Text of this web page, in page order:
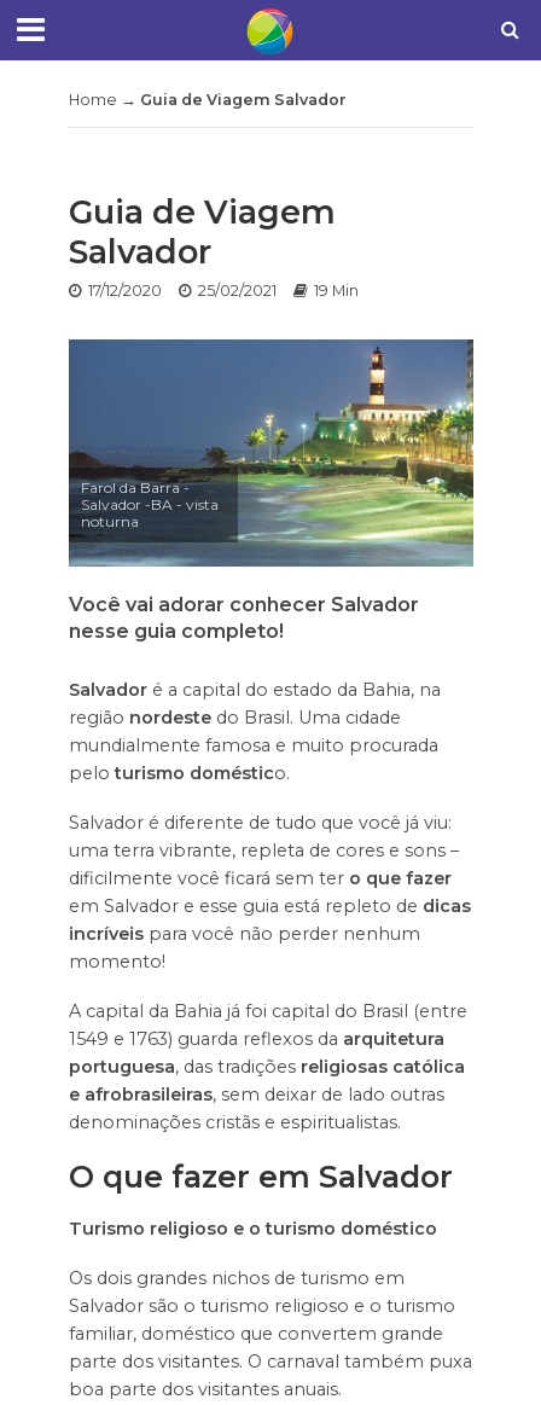
Home → Guia de Viagem Salvador
Guia de Viagem
Salvador
17/12/2020 25/02/2021 19 Min
Farol da Barra -
Salvador -BA - vista
noturna
Você vai adorar conhecer Salvador
nesse guia completo!
Salvador é a capital do estado da Bahia, na
região nordestedo Brasil. Uma cidade
mundialmente famosa e muito procurada
peloturismo doméstico.
Salvador é diferente de tudo que você já viu:
uma terra vibrante, repleta de cores e sons –
dificilmente você ficará sem ter o que fazer
em Salvador e esse guia está repleto de dicas
incríveispara você não perder nenhum
momento!
A capital da Bahia já foi capital do Brasil (entre
1549 e 1763) guarda reflexos da arquitetura
portuguesa, das tradições religiosas católica
e afrobrasileiras, sem deixar de lado outras
denominações cristãs e espiritualistas.
O que fazer em Salvador
Turismo religioso e o turismo doméstico
Os dois grandes nichos de turismo em
Salvador são o turismo religioso e o turismo
familiar, doméstico que convertem grande
parte dos visitantes. O carnaval também puxa
boa parte dos visitantes anuais.